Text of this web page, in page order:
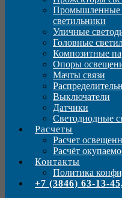
Промышленные
светильники
Уличные
Головные
Композитные
Опоры
Мачты связи
Выключатели
Датчики
Светодиодные
Расчеты
Расчет
Расчёт
Контакты
Политика
+7 (3846) 63-13-